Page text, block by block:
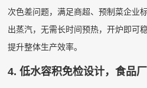
次色差问题，满足商超、预制菜企业
出蒸汽，无需长时间预热，开炉即可
提升整体生产效率。
4. 低水容积免检设计，食品